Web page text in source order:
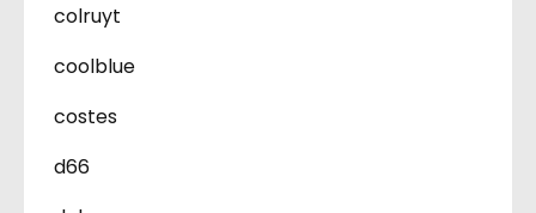
colruyt
coolblue
costes
d66